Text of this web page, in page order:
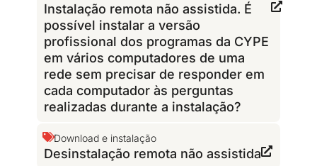
Instalação remota não assistida. É
possível instalar a versão
profissional dos programas da CYPE
em vários computadores de uma
rede sem precisar de responder em
cada computador às perguntas
realizadas durante a instalação?
Download e instalação
Desinstalação remota não assistida